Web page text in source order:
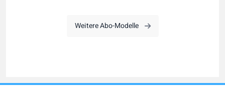
Weitere Abo-Modelle